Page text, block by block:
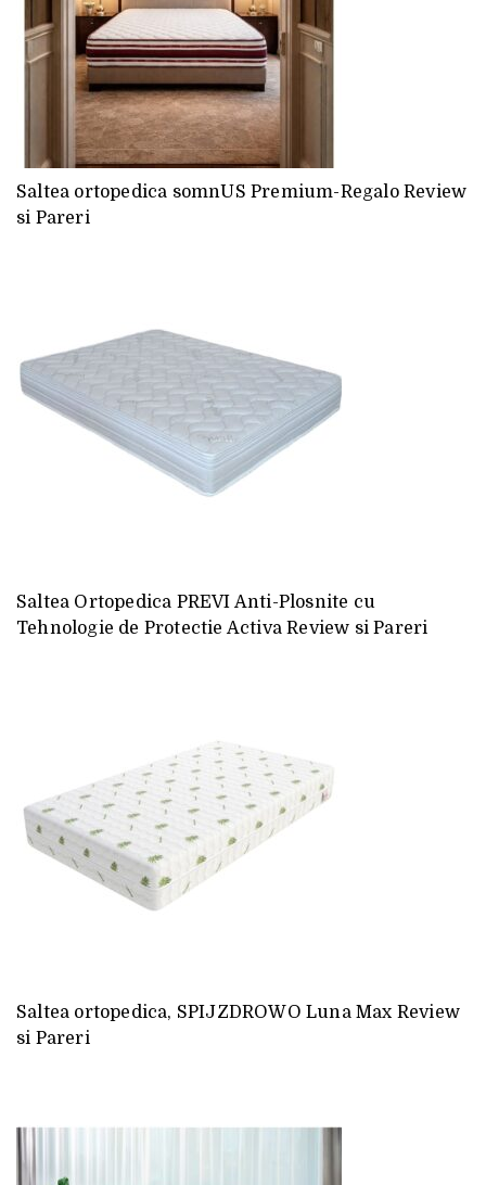
Saltea ortopedica somnUS Premium-Regalo Review
si Pareri
Saltea Ortopedica PREVI Anti-Plosnite cu
Tehnologie de Protectie Activa Review si Pareri
Saltea ortopedica, SPIJZDROWO Luna Max Review
si Pareri